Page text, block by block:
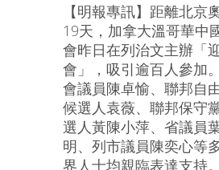
【明報專訊】距離北京
19天，加拿大溫哥華中
會昨日在列治文主辦「
會」，吸引逾百人參加
會議員陳卓愉、聯邦自
候選人袁薇、聯邦保守
選人黃陳小萍、省議員
明、列市議員陳奕心等
界人士均親臨表達支持